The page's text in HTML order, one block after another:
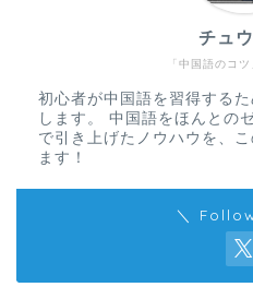
「中国語のコ
チュ
初心者が中国語を習得する
します。 中国語をほんとの
で引き上げたノウハウを、
ます！
＼